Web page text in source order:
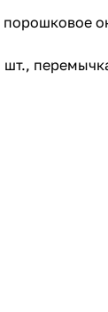
порошковое